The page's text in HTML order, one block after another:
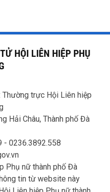
HỘI LIÊN HIỆP PHỤ
Thường trực Hội Liên hiệp
Hải Châu, Thành phố Đà
- 0236.3892.558
Phụ nữ thành phố Đà
tin từ website này